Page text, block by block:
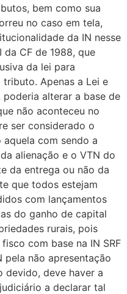
bem como sua
no caso em tela,
da IN nesse
CF de 1988, que
da lei para
Apenas a Lei e
alterar a base de
não aconteceu no
ser considerado o
com sendo a
alienação e o VTN do
da entrega ou não da
que todos estejam
com lançamentos
do ganho de capital
rurais, pois
com base na IN SRF
pela não apresentação
devido, deve haver a
a declarar tal